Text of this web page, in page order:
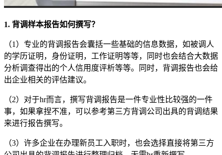
1. 背调样本报告如何撰写？
（1）专业的背调报告会囊括一些基础的信息数据，如被调人
的学历证明，身份证明，工作证明等等，同时也会结合大数据
分析调查得出的个人信用度评析等等。同时，背调报告也会给
出企业相关的评估建议。
（2）对于hr而言，撰写背调报告是一件专业性比较强的一件
事，如果拿捏不准，可以参考第三方背调公司出具的背调结果
来进行报告撰写。
（3）许多企业在办理新员工入职时，也会选择直接将第三方